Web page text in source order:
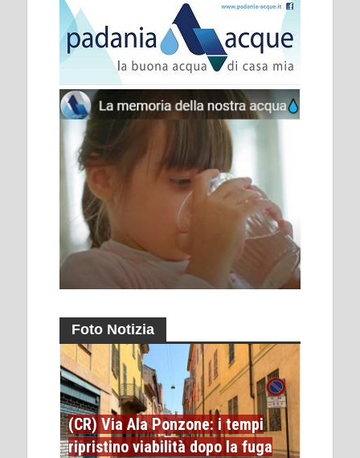
Foto Notizia
(CR) Via Ala Ponzone: i tempi
ripristino viabilità dopo la fuga